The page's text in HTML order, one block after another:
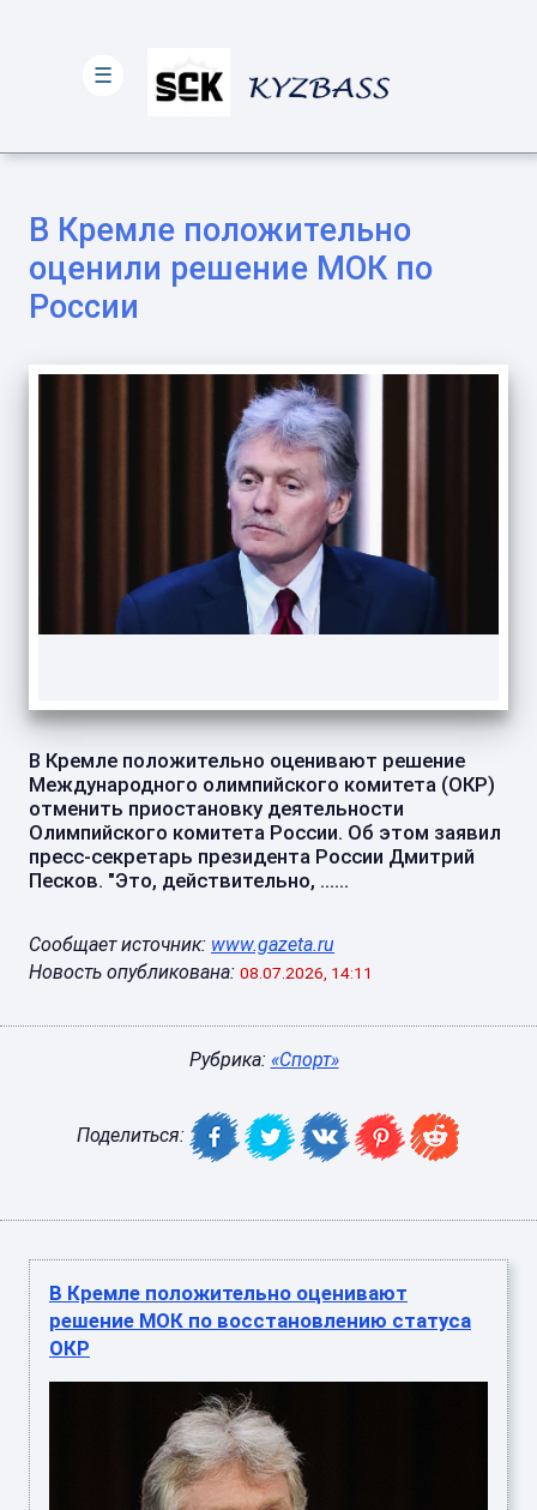
В Кремле положительно
оценили решение МОК по
России
В Кремле положительно оценивают решение
Международного олимпийского комитета (ОКР)
отменить приостановку деятельности
Олимпийского комитета России. Об этом заявил
пресс-секретарь президента России Дмитрий
Песков. "Это, действительно, ......
Сообщает источник: www.gazeta.ru
Новость опубликована: 08.07.2026, 14:11
Рубрика: «Спорт»
Поделиться:
В Кремле положительно оценивают
решение МОК по восстановлению статуса
ОКР
☰